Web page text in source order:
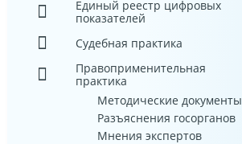
Единый реестр цифровых
показателей
Судебная практика
Правоприменительная
практика
Методические документы
Разъяснения госорганов
Мнения экспертов